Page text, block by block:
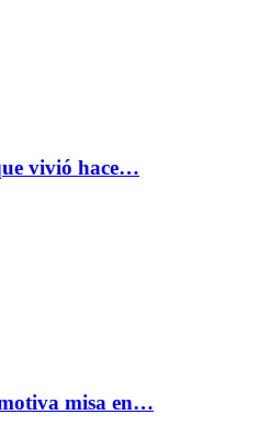
vivió hace…
misa en…